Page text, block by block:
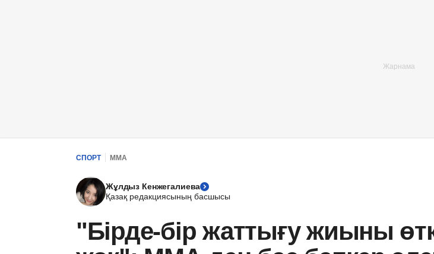
СПОРТ ММА
Жұлдыз Кенжегалиева
Қазақ редакциясының басшысы
"Бірде-бір жаттығу жиыны